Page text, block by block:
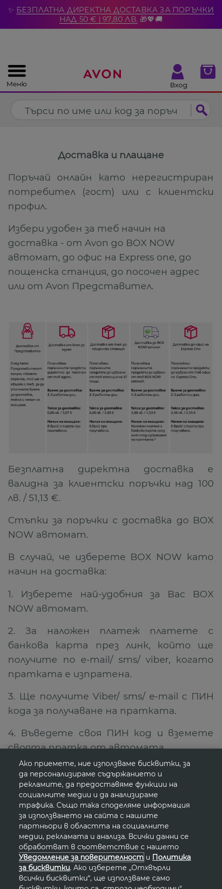
✨ БЕЗПЛАТНА ДИРЕКТНА ДОСТАВКА ЗА ПОРЪЧКИ
НАД 50 € | 97,80 ЛВ. 🎁💖🚚
Меню Вход
Доставка и плащане
Поръчай онлайн като нерегистриран
потребител (гост) или с клиентски
профил.
Избери удобен за теб начин на
доставка - от Avon до BOX NOW
автомат, до офис на Express one, до
пощенска станция, до посочен адрес
или от Avon Представител.
Безплатна директна доставка е
валидна за клиентски поръчки над 100
лв. / 51,13 €‎.
Стъпки за поръчки с доставка до BOX
NOW автомат.
В случай, че изберете BOX NOW като
начин на доставка:
1. Изберете най-удобния за Вас BOX
NOW автомат.
2. За наложен платеж платете с
банкова карта през линк, който ще
получите по e-mail/ sms/ viber, когато
пратката е изпратена.
3. Ще получите Viber/ sms/ e-mail с ПИН
кода за получаване на пратката.
4. Въведeте своя ПИН код и вземете
своята пратка от автомата.
*ВНИМАНИЕ! При поръчка с доставка до
автомат на BOX NOW няма опция
"Наложен платеж" с плащане в брой.
Плащането на наложения платеж
трябва да се направи с банкова карта
през линк, който ще получите по e-
mail/sms/ Viber при изпратена пратка
Искаш да върнеш закупен от Avon
Затвори
Ако приемете, ние използваме бисквитки, за
да персонализираме съдържанието и
рекламите, да предоставяме функции на
социалните медии и да анализираме
трафика. Също така споделяме информация
за използването на сайта с нашите
партньори в областта на социалните
медии, рекламата и анализа. Всички данни се
обработват в съответствие с нашето
Уведомление за поверителност и Политика
за бисквитки. Ако изберете „Отхвърли
всички бисквитки“, ще използваме само